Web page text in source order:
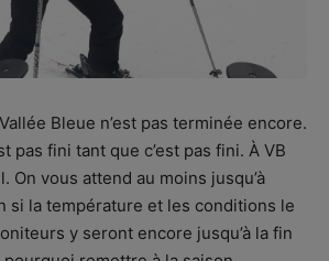
Bleue n’est pas terminée encore.
pas fini tant que c’est pas fini. À VB
On vous attend au moins jusqu’à
si la température et les conditions le
y seront encore jusqu’à la fin